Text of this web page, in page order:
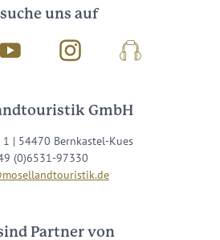
uns auf
Youtube InstagramPodcast
GmbH
1 | 54470 Bernkastel-Kues
(0)6531-97330
Partner von